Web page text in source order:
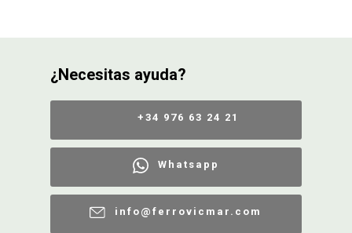
¿Necesitas ayuda?
+34 976 63 24 21
Whatsapp
info@ferrovicmar.com
CATÁLOGOS
GUÍAS
DEVOLUCIONES
FORMAS DE PAGO